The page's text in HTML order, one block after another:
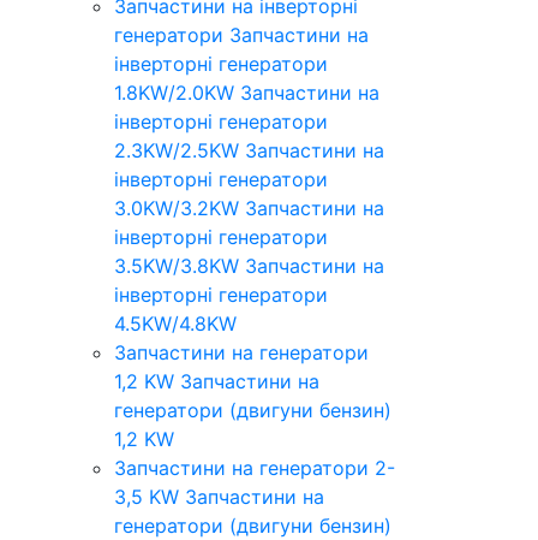
Запчастини на інверторні
генератори Запчастини на
інверторні генератори
1.8KW/2.0KW Запчастини на
інверторні генератори
2.3KW/2.5KW Запчастини на
інверторні генератори
3.0KW/3.2KW Запчастини на
інверторні генератори
3.5KW/3.8KW Запчастини на
інверторні генератори
4.5KW/4.8KW
Запчастини на генератори
1,2 KW Запчастини на
генератори (двигуни бензин)
1,2 KW
Запчастини на генератори 2-
3,5 KW Запчастини на
генератори (двигуни бензин)